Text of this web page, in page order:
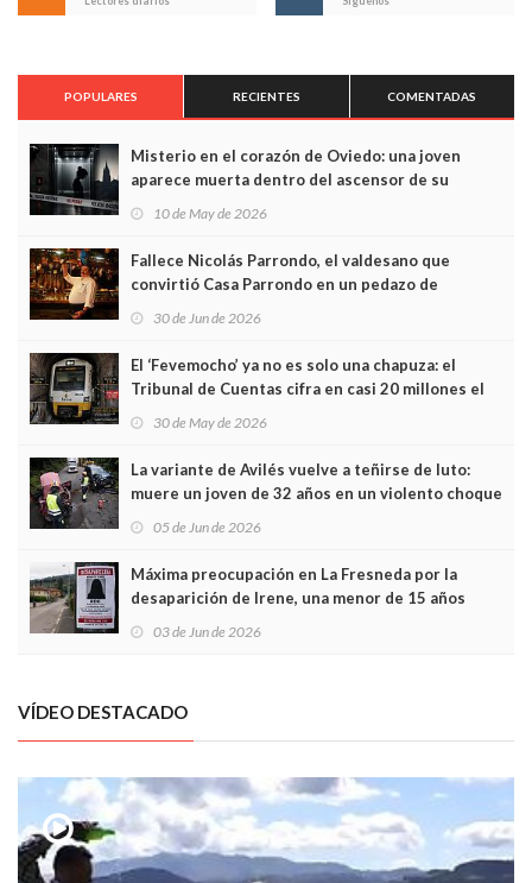
POPULARES RECIENTES COMENTADAS
Misterio en el corazón de Oviedo: una joven
aparece muerta dentro del ascensor de su
edificio y las cámaras captan sus últimos minutos
10 de May de 2026
Fallece Nicolás Parrondo, el valdesano que
convirtió Casa Parrondo en un pedazo de
Asturias en Madrid
30 de Jun de 2026
El ‘Fevemocho’ ya no es solo una chapuza: el
Tribunal de Cuentas cifra en casi 20 millones el
sobrecoste de los trenes que no cabían por los
30 de May de 2026
La variante de Avilés vuelve a teñirse de luto:
muere un joven de 32 años en un violento choque
frontal
05 de Jun de 2026
Máxima preocupación en La Fresneda por la
desaparición de Irene, una menor de 15 años
03 de Jun de 2026
VÍDEO DESTACADO